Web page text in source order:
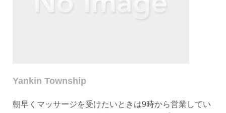
Yankin Township
朝早くマッサージを受けたいときは9時から営業してい